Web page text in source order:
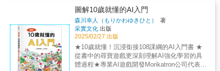
控制遊戲邏輯，甚至製作能隨時間閃爍的燈光
效果。此外，也能學到如何透過touch事件增加
互動性，進而改變人物跳躍與奔跑屬性，讓自
己的小遊戲玩起來更有層次。 在最後一章，本
書會教導讀者如何將完成的作品「發布與設
定」，並進行「手機應用端測試」，甚至介紹
「團隊合作研發」的流程，協助讀者將個人創
意推向更廣的舞台，和更多人分享自己的成
的麥塊冒險，無論是MINECRAFT迷還是新讀
者，都能從中找到屬於自己的樂趣與感動！
法，在本書中比比皆是，讓你的建築更具獨特
魅力！ 本書特色： ✅ 3 分鐘速成！ 從室內家
具、庭院擺設到紅石機關，短短時間內就能完
成超有質感的作品！ ✅ 靈活運用方塊！ 透過細
緻的搭配，讓一般方塊變成 拳擊沙包、飲料吧
台、王座、冷凍倉庫 等特別設計！ ✅ 80+ 種創
意建築教學！ 頼鿠 室內裝飾 —— 智慧型電
視、復古擺鐘、毛巾架、殭屍培養槽，讓家變
圖解10歲就懂的AI入門
森川幸人（もりかわゆきひと）
著
采實文化 出版
2025/02/27 出版
★10歲就懂！沉浸銜接108課綱的AI入門書 ★
從書中的尋寶遊戲更深刻理解AI強化學習的具
體過程★專業AI遊戲開發Morikatron公司代表：